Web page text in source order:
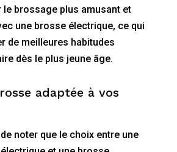
le brossage plus amusant et
une brosse électrique, ce qui
de meilleures habitudes
dès le plus jeune âge.
adaptée à vos
noter que le choix entre une